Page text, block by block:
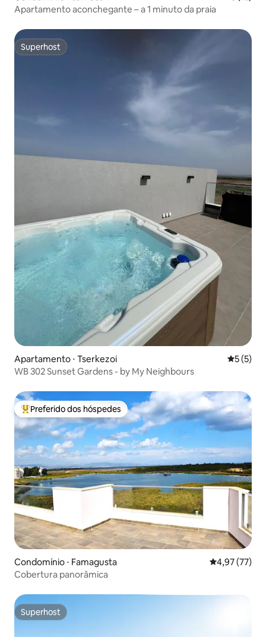
Apartamento aconchegante – a 1 minuto da praia
Superhost
Superhost
Apartamento ⋅ Tserkezoi 5 de
5 (5)
WB 302 Sunset Gardens - by My Neighbours
Entre os melhores preferidos dos hóspedes
Preferido dos hóspedes
Condomínio ⋅ Famagusta 4,97 de uma
4,97 (77)
Cobertura panorâmica
Superhost
Superhost